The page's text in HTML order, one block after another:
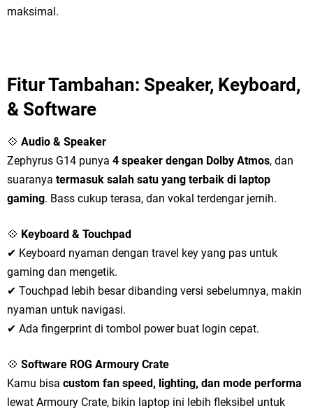
maksimal.
Fitur Tambahan: Speaker, Keyboard,
& Software
💠 Audio & Speaker
Zephyrus G14 punya 4 speaker dengan Dolby Atmos, dan
suaranya termasuk salah satu yang terbaik di laptop
gaming. Bass cukup terasa, dan vokal terdengar jernih.
💠 Keyboard & Touchpad
✔ Keyboard nyaman dengan travel key yang pas untuk
gaming dan mengetik.
✔ Touchpad lebih besar dibanding versi sebelumnya, makin
nyaman untuk navigasi.
✔ Ada fingerprint di tombol power buat login cepat.
💠 Software ROG Armoury Crate
Kamu bisa custom fan speed, lighting, dan mode performa
lewat Armoury Crate, bikin laptop ini lebih fleksibel untuk